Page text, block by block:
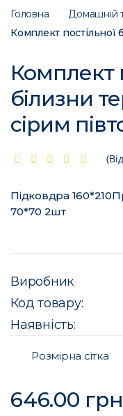
Головна Домашній
Комплект
білизни
сірим
Підковдра
70*70 2шт
Виробник
Код товару:
Наявність:
Розмірна сітка
646.00 грн